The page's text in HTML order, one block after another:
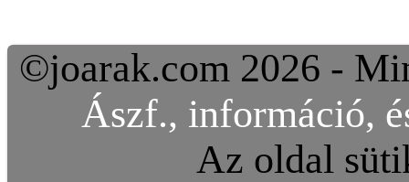
©joarak.com 2026 -
Ászf., információ,
Az oldal